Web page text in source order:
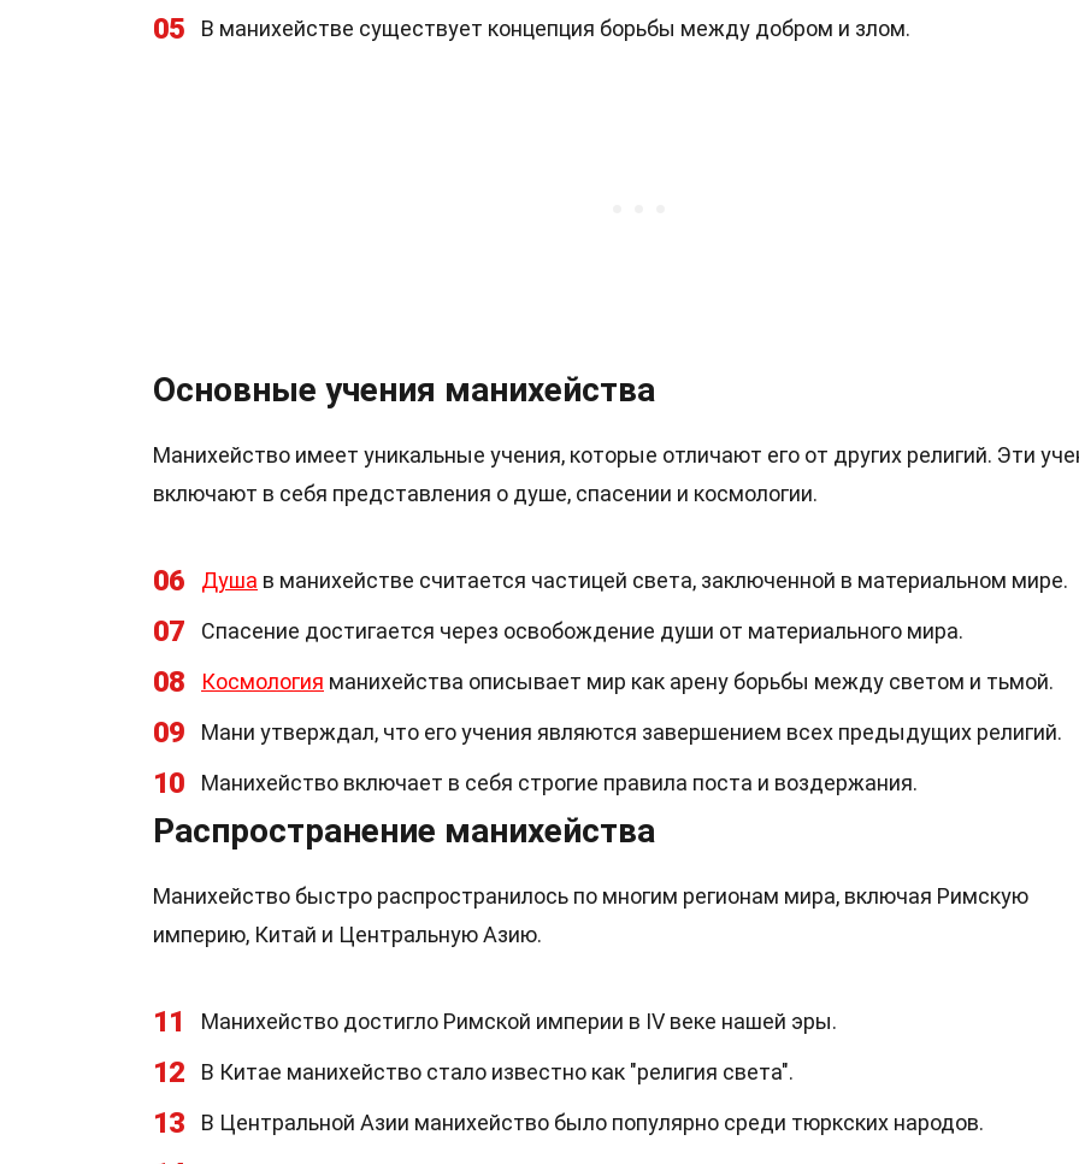
05 В манихействе существует концепция борьбы между добром и злом.
Основные учения манихейства
Манихейство имеет уникальные учения, которые отличают его от других религий. Эти
включают в себя представления о душе, спасении и космологии.
06 Душа в манихействе считается частицей света, заключенной в материальном мире.
07 Спасение достигается через освобождение души от материального мира.
08 Космология манихейства описывает мир как арену борьбы между светом и тьмой.
09 Мани утверждал, что его учения являются завершением всех предыдущих религий.
10 Манихейство включает в себя строгие правила поста и воздержания.
Распространение манихейства
Манихейство быстро распространилось по многим регионам мира, включая Римскую
империю, Китай и Центральную Азию.
11 Манихейство достигло Римской империи в IV веке нашей эры.
12 В Китае манихейство стало известно как "религия света".
13 В Центральной Азии манихейство было популярно среди тюркских народов.